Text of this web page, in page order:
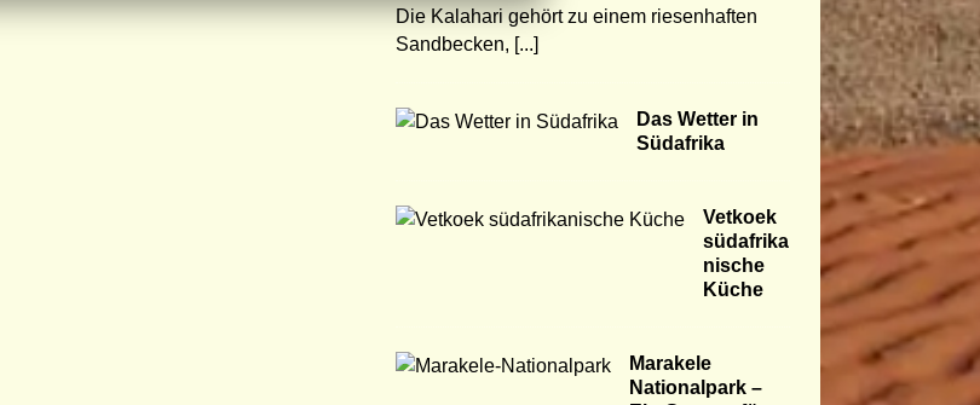
Die Kalahari gehört zu einem riesenhaften
Sandbecken, [...]
Das Wetter in
Südafrika
Vetkoek
südafrika
nische
Küche
Marakele
Nationalpark –